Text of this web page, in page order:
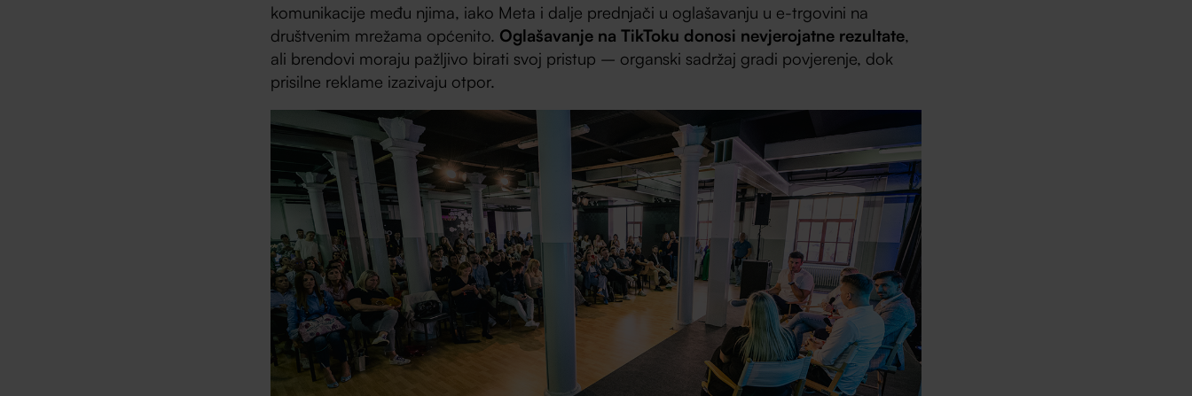
komunikacije među njima, iako Meta i dalje prednjači u oglašavanju u e-trgovini na
društvenim mrežama općenito. Oglašavanje na TikToku donosi nevjerojatne rezultate,
ali brendovi moraju pažljivo birati svoj pristup – organski sadržaj gradi povjerenje, dok
prisilne reklame izazivaju otpor.